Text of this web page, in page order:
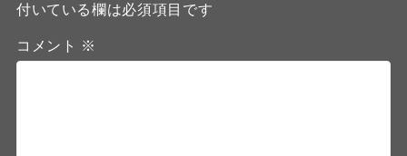
付いている欄は必須項目です
コメント ※